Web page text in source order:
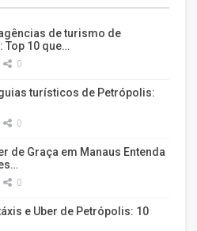
de turismo de
Top 10 que…
0
turísticos de Petrópolis:
0
de Graça em Manaus Entenda
0
e Uber de Petrópolis: 10